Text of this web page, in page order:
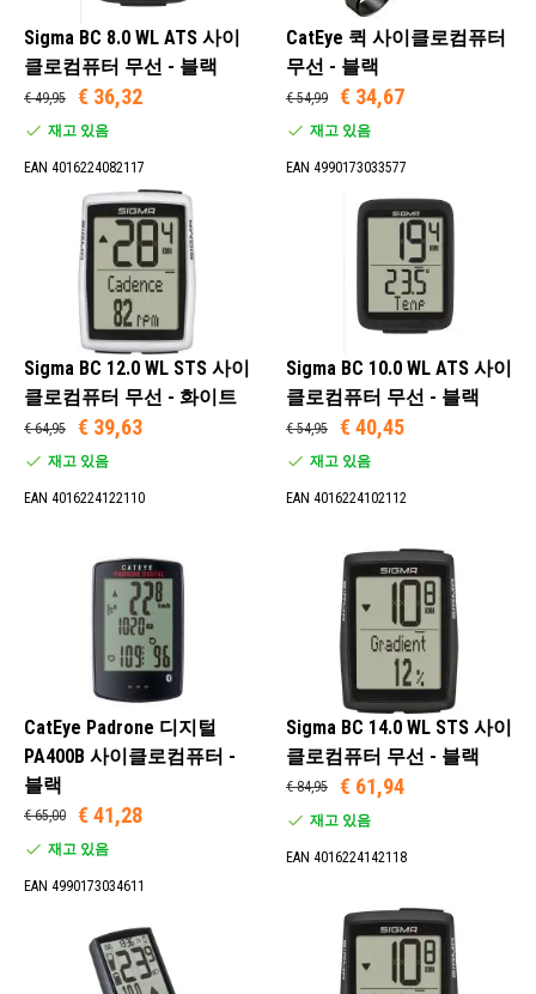
아니요 (22)
Sigma BC 8.0 WL ATS 사이
클로컴퓨터 무선 - 블랙
€ 49,95 € 36,32
재고 있음
EAN 4016224082117
CatEye 퀵 사이클로컴퓨터
무선 - 블랙
€ 54,99 € 34,67
재고 있음
EAN 4990173033577
Sigma BC 12.0 WL STS 사이
클로컴퓨터 무선 - 화이트
€ 64,95 € 39,63
재고 있음
EAN 4016224122110
Sigma BC 10.0 WL ATS 사이
클로컴퓨터 무선 - 블랙
€ 54,95 € 40,45
재고 있음
EAN 4016224102112
CatEye Padrone 디지털
PA400B 사이클로컴퓨터 -
블랙
€ 65,00 € 41,28
재고 있음
EAN 4990173034611
Sigma BC 14.0 WL STS 사이
클로컴퓨터 무선 - 블랙
€ 84,95 € 61,94
재고 있음
EAN 4016224142118